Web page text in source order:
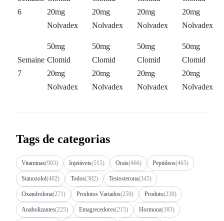
6
20mg
Nolvadex
20mg
Nolvadex
20mg
Nolvadex
20mg
Nolvadex
Semaine
7
50mg
Clomid
20mg
Nolvadex
50mg
Clomid
20mg
Nolvadex
50mg
Clomid
20mg
Nolvadex
50mg
Clomid
20mg
Nolvadex
Tags de categorias
Vitaminas(993) Injetáveis(515) Orais(466) Peptídeos(465)
Stanozolol(402) Todos(382) Testosterona(345)
Oxandrolona(271) Produtos Variados(259) Produto(239)
Anabolizantes(225) Emagrecedores(215) Hormona(183)